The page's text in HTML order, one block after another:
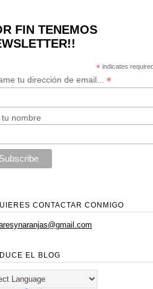
FIN TENEMOS
* indicates
tu dirección de email... *
tu nombre
CONTACTAR CONMIGO
EL BLOG